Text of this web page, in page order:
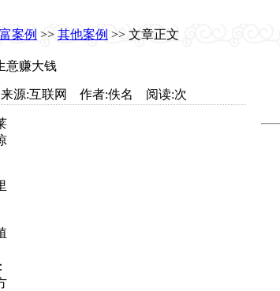
案例 >> 其他案例 >> 文章正文
意赚大钱
来源:互联网 作者:佚名 阅读:次